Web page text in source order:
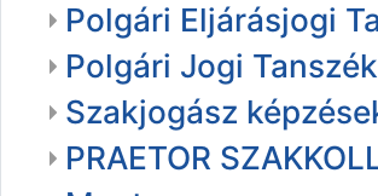
Polgári Eljárásjogi
Polgári Jogi Tanszék
Szakjogász
PRAETOR